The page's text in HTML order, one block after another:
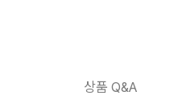
상품 Q&A